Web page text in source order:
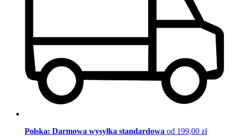
Polska: Darmowa wysyłka standardowa od 199,00 zł